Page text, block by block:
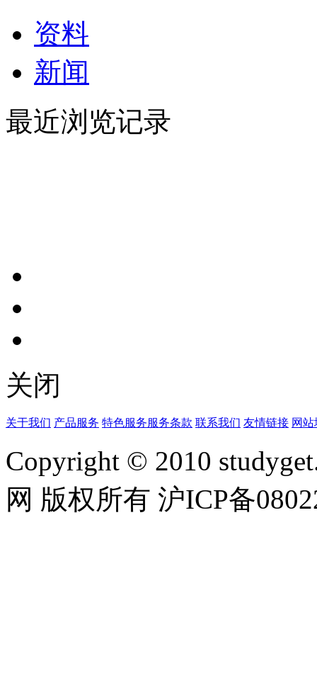
资料
新闻
最近浏览记录
关闭
关于我们 产品服务 特色服务服务条款 联系我们 友情链接 网
Copyright © 2010
网 版权所有 沪ICP备